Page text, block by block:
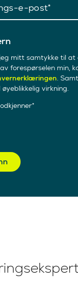
e-post
mitt samtykke til at
forespørselen min,
.
virkning.